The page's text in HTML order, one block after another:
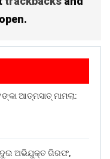
ଆତ୍ମସାତ୍ ମାମଲା:
ଦୁଇ ଅଭିଯୁକ୍ତ ଗିରଫ,